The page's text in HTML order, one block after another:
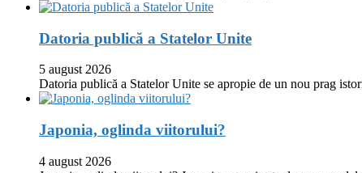
Datoria publică a Statelor Unite
5 august 2026
Datoria publică a Statelor Unite se apropie de un nou prag
Japonia, oglinda viitorului?
4 august 2026